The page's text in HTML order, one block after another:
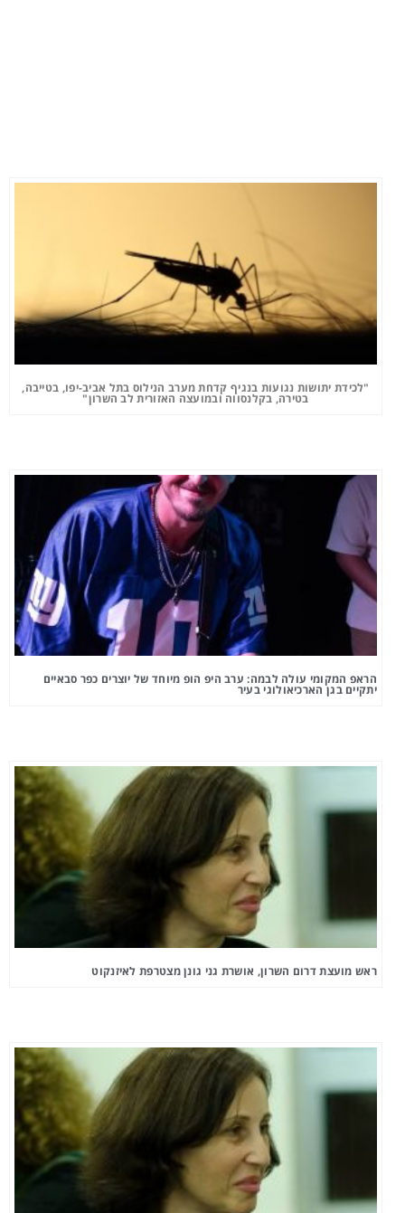
"לכידת יתושות נגועות בנגיף קדחת מערב הנילוס בתל אביב-יפו, בטייבה,
בטירה, בקלנסווה ובמועצה האזורית לב השרון"
הראפ המקומי עולה לבמה: ערב היפ הופ מיוחד של יוצרים כפר סבאיים
יתקיים בגן הארכיאולוגי בעיר
ראש מועצת דרום השרון, אושרת גני גונן מצטרפת לאיזנקוט